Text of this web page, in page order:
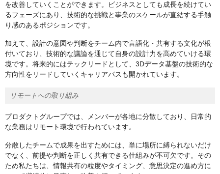
を改善していくことができます。ビジネスとしても成長を続けてい
るフェーズにあり、技術的な挑戦と事業のスケールが直結する手触
り感のあるポジションです。
加えて、設計の意図や判断をチーム内で言語化・共有する文化が根
付いており、技術的な議論を通じて自身の設計力を高めていける環
境です。将来的にはテックリードとして、3Dデータ基盤の技術的な
方向性をリードしていくキャリアパスも開かれています。
リモートへの取り組み
プロダクトグループでは、メンバーが各地に分散しており、日常的
な業務はリモート環境で行われています。
分散したチームで成果を出すためには、単に場所に縛られないだけ
でなく、前提や判断を正しく共有できる仕組みが不可欠です。その
ため私たちは、情報共有の粒度やタイミング、意思決定の進め方に